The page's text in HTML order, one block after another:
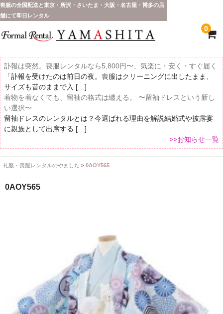
喪服の全国配送と東京・所沢・さいたま・大阪・名古屋・博多の店
舗にて即日レンタル
0
訃報は突然。喪服レンタルなら5,800円〜、気楽に・安く・すぐ届く
「訃報を受けたのは前日の夜。喪服はクリーニングに出したまま、
サイズも昔のままで入 […]
着物を着なくても、留袖の格式は纏える。 〜留袖ドレスという新し
い選択〜
留袖ドレスのレンタルとは？今選ばれる理由を解説結婚式や披露宴
に親族として出席する […]
>>お知らせ一覧
ホーム
全 国 配 送
ご注文の流れ
よくあるご質問
礼服・喪服レンタルのやました > 0AOY565
0AOY565